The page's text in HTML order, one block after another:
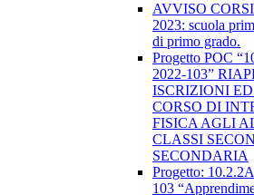
AVVISO
2023: scuola
di primo grado.
Progetto POC
2022-103”
ISCRIZIONI
CORSO DI
FISICA AGLI
CLASSI
SECONDARIA
​Progetto:
103